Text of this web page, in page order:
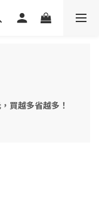
買越多省越多！